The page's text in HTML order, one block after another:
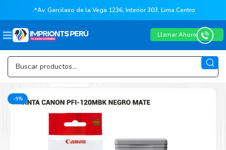
📍Av. Garcilaso de la Vega 1236, Interior 303, Lima Centro
Llamar Ahora
-9%